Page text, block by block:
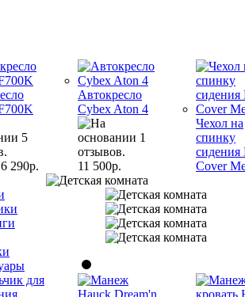
6 290р.
Автокресло
Cybex Aton 4
11 500р.
Чехол на
спинку
сидения
Cover